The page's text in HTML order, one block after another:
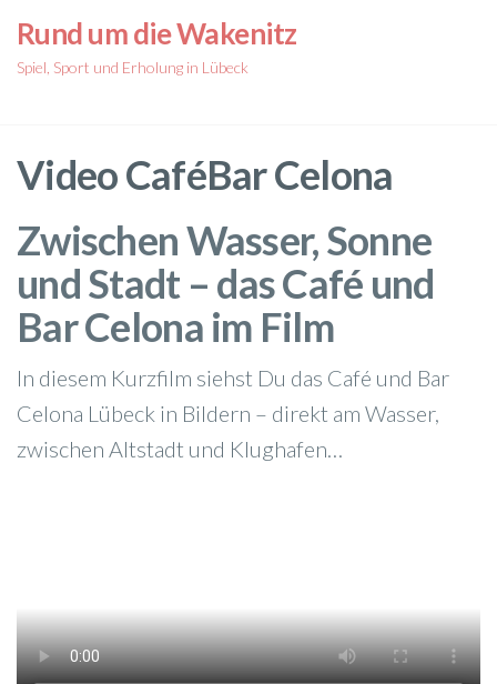
Inhalt
springen
Rund um die Wakenitz
Spiel, Sport und Erholung in Lübeck
Video CaféBar Celona
Zwischen Wasser, Sonne
und Stadt – das Café und
Bar Celona im Film
In diesem Kurzfilm siehst Du das Café und Bar
Celona Lübeck in Bildern – direkt am Wasser,
zwischen Altstadt und Klughafen…